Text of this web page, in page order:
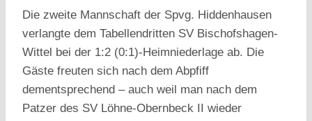
Die zweite Mannschaft der Spvg. Hiddenhausen
verlangte dem Tabellendritten SV Bischofshagen-
Wittel bei der 1:2 (0:1)-Heimniederlage ab. Die
Gäste freuten sich nach dem Abpfiff
dementsprechend – auch weil man nach dem
Patzer des SV Löhne-Obernbeck II wieder